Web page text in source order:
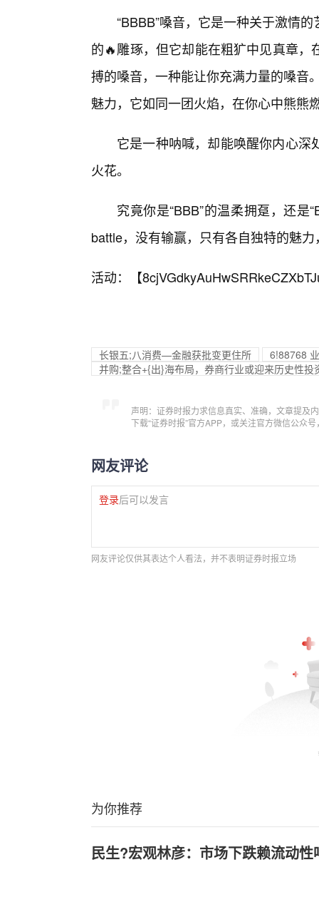
“BBBB”嗓音，它是一种关于激情
的🔥雕琢，但它却能在粗犷中见真章
搏的嗓音，一种能让你充满力量的嗓音
魅力，它如同一团火焰，在你心中熊熊
它是一种呐喊，却能唤醒你内心
火花。
究竟你是“BBB”的温柔拥趸，还是
battle，没有输赢，只有各自独特的魅
活动：【
长银五;八消费—金融获批变更住所
6!88768
并购;整合+{出}海布局，券商行业或迎来历史性投
声明：证券时报力求信息真实、准确，文章提及
下载“证券时报”官方APP，或关注官方微信公众
网友评论
登录后可以发言
网友评论仅供其表达个人看法，并不表明证券时报立场
为你推荐
民生?宏观林彦：市场下跌赖流动性